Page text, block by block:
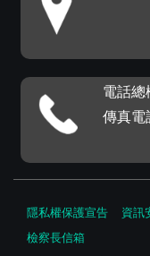
電話總
傳真電
隱私權保護宣告 資訊
檢察長信箱